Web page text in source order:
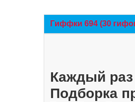
Гиффки 694 (30
Каждый
Подборка